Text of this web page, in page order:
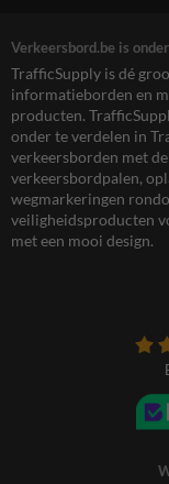
Verkeersbord.be is
TrafficSupply is dé
informatieborden en
producten.
onder te verdelen in
verkeersborden met
verkeersbordpalen,
wegmarkeringen
veiligheidsproducten
met een mooi design.